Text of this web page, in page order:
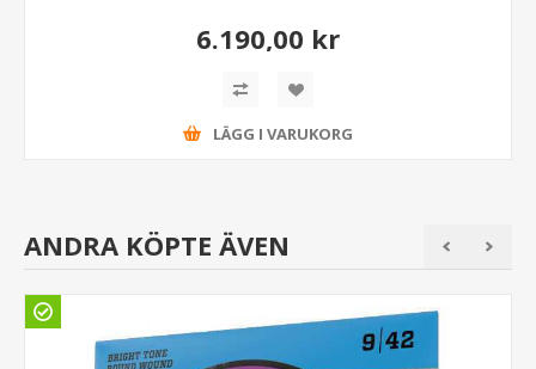
6.190,00 kr
LÄGG I VARUKORG
ANDRA KÖPTE ÄVEN